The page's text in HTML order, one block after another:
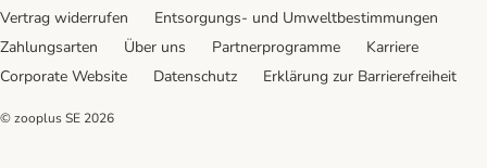
Vertrag widerrufen
Entsorgungs- und Umweltbestimmungen
Zahlungsarten
Über uns Partnerprogramme
Karriere
Corporate Website
Datenschutz Erklärung zur Barrierefreiheit
© zooplus SE 2026